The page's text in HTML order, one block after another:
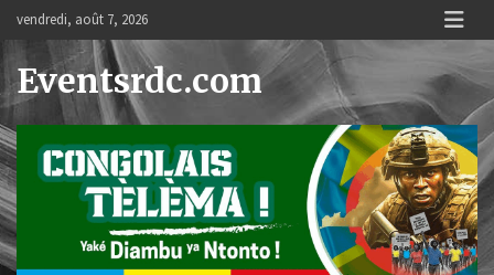
content
vendredi, août 7, 2026
Eventsrdc.com